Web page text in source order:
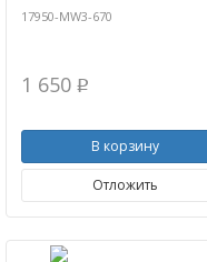
17950-MW3-670
1 650 p
В корзину
Отложить